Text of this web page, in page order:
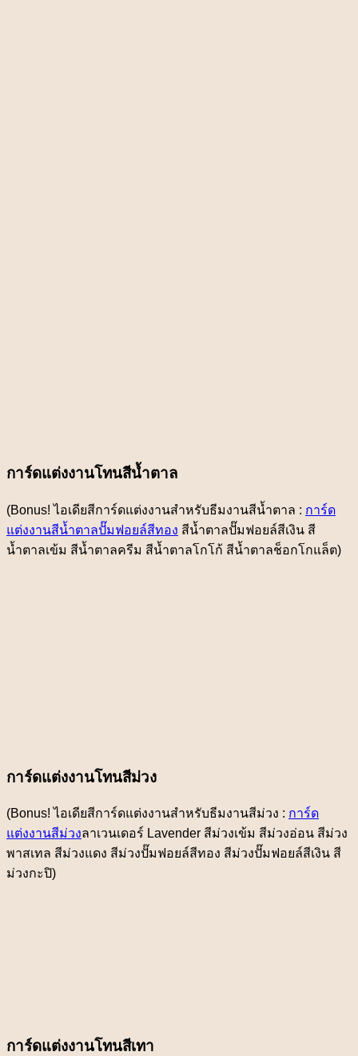
การ์ดแต่งงานโทนสีน้ำตาล
(Bonus! ไอเดียสีการ์ดแต่งงานสำหรับธีมงานสีน้ำตาล : การ์ด
แต่งงานสีน้ำตาลปั๊มฟอยล์สีทอง สีน้ำตาลปั๊มฟอยล์สีเงิน สี
น้ำตาลเข้ม สีน้ำตาลครีม สีน้ำตาลโกโก้ สีน้ำตาลช็อกโกแล็ต)
การ์ดแต่งงานโทนสีม่วง
(Bonus! ไอเดียสีการ์ดแต่งงานสำหรับธีมงานสีม่วง : การ์ด
แต่งงานสีม่วงลาเวนเดอร์ Lavender สีม่วงเข้ม สีม่วงอ่อน สีม่วง
พาสเทล สีม่วงแดง สีม่วงปั๊มฟอยล์สีทอง สีม่วงปั๊มฟอยล์สีเงิน สี
ม่วงกะปิ)
การ์ดแต่งงานโทนสีเทา